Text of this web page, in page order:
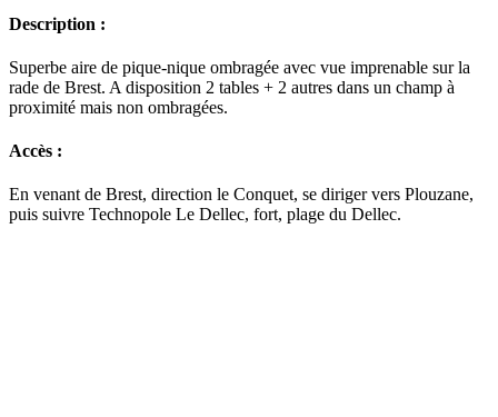
Description :
Superbe aire de pique-nique ombragée avec vue imprenable sur la
rade de Brest. A disposition 2 tables + 2 autres dans un champ à
proximité mais non ombragées.
Accès :
En venant de Brest, direction le Conquet, se diriger vers Plouzane,
puis suivre Technopole Le Dellec, fort, plage du Dellec.